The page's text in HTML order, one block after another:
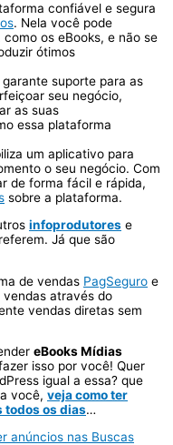
confiável e segura
. Nela você pode
os eBooks, e não se
ótimos
suporte para as
seu negócio,
as suas
essa plataforma
um aplicativo para
o seu negócio. Com
de forma fácil e rápida,
sobre a plataforma.
infoprodutores e
Já que são
de vendas PagSeguro e
vendas através do
vendas diretas sem
eBooks Mídias
isso por você! Quer
igual a essa? que
você, veja como ter
todos os dias…
anúncios nas Buscas